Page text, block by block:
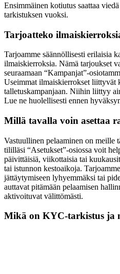
Ensimmäinen kotiutus saattaa
tarkistuksen vuoksi.
Tarjoatteko
Tarjoamme säännöllisesti erilaisia
ilmaiskierroksia. Nämä tarjoukset
seuraamaan “Kampanjat”-
Useimmat ilmaiskierrokset liittyvät
talletuskampanjaan. Niihin liittyy
Lue ne huolellisesti ennen
Millä tavalla voin asettaa
Vastuullinen pelaaminen on meille
tililläsi “Asetukset”-osiossa voit
päivittäisiä, viikottaisia tai
tai istunnon kestoaikoja.
jättäytymiseen lyhyemmäksi tai
auttavat pitämään pelaamisen
aktivoituvat välittömästi.
Mikä on KYC-tarkistus ja